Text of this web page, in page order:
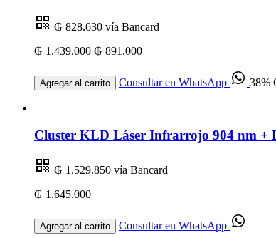
₲ 828.630 vía Bancard
₲ 1.439.000 ₲ 891.000
Agregar al carrito Consultar en WhatsApp 38%
Cluster KLD Láser Infrarrojo 904 nm
₲ 1.529.850 vía Bancard
₲ 1.645.000
Agregar al carrito Consultar en WhatsApp